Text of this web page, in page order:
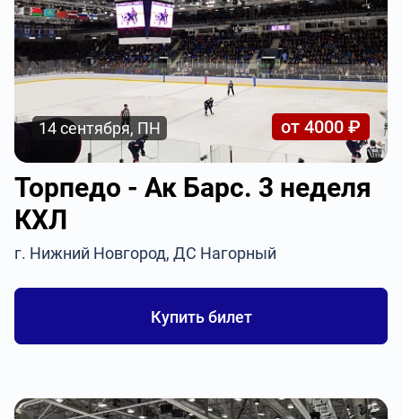
14 сентября, ПН от 4000 ₽
Торпедо - Ак Барс. 3 неделя
КХЛ
г. Нижний Новгород, ДС Нагорный
Купить билет